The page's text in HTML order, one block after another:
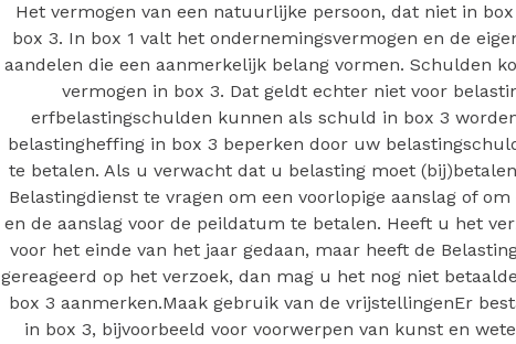
Het vermogen van een natuurlijke persoon, dat niet in
box 3. In box 1 valt het ondernemingsvermogen en de
aandelen die een aanmerkelijk belang vormen. Schulden
vermogen in box 3. Dat geldt echter niet voor
erfbelastingschulden kunnen als schuld in box 3
belastingheffing in box 3 beperken door uw
te betalen. Als u verwacht dat u belasting moet
Belastingdienst te vragen om een voorlopige aanslag of
en de aanslag voor de peildatum te betalen. Heeft u het
voor het einde van het jaar gedaan, maar heeft de
gereageerd op het verzoek, dan mag u het nog niet
box 3 aanmerken.Maak gebruik van de vrijstellingenEr
in box 3, bijvoorbeeld voor voorwerpen van kunst en